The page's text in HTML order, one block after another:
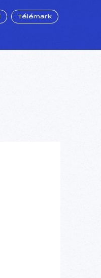
Télémark